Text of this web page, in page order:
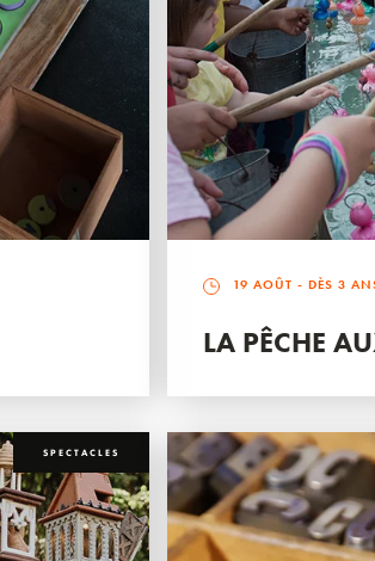
19 AOÛT - DÈS 3
LA PÊCHE
SPECTACLES